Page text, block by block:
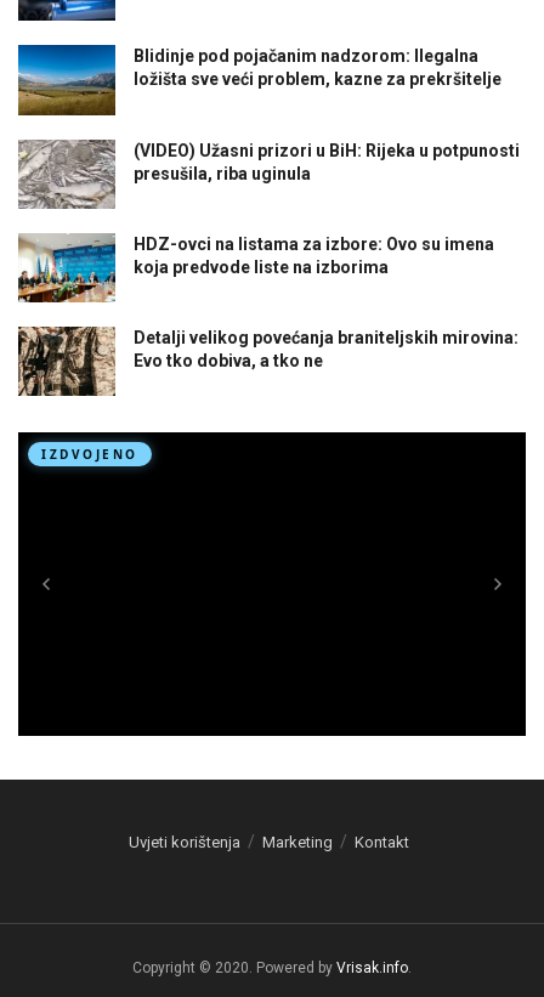
Blidinje pod pojačanim nadzorom: Ilegalna
ložišta sve veći problem, kazne za prekršitelje
(VIDEO) Užasni prizori u BiH: Rijeka u potpunosti
presušila, riba uginula
HDZ-ovci na listama za izbore: Ovo su imena
koja predvode liste na izborima
Detalji velikog povećanja braniteljskih mirovina:
Evo tko dobiva, a tko ne
Uvjeti korištenja Marketing Kontakt
Copyright © 2020. Powered by Vrisak.info.